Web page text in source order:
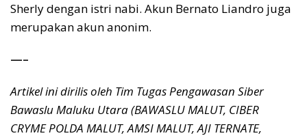
Sherly dengan istri nabi. Akun Bernato Liandro juga
merupakan akun anonim.
—–
Artikel ini dirilis oleh Tim Tugas Pengawasan Siber
Bawaslu Maluku Utara (BAWASLU MALUT, CIBER
CRYME POLDA MALUT, AMSI MALUT, AJI TERNATE,